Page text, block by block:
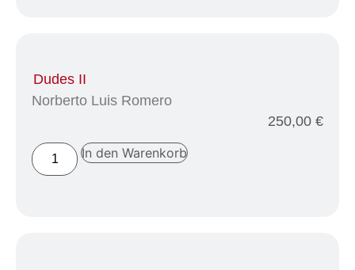
Dudes II
Norberto Luis Romero
250,00 €
In den Warenkorb